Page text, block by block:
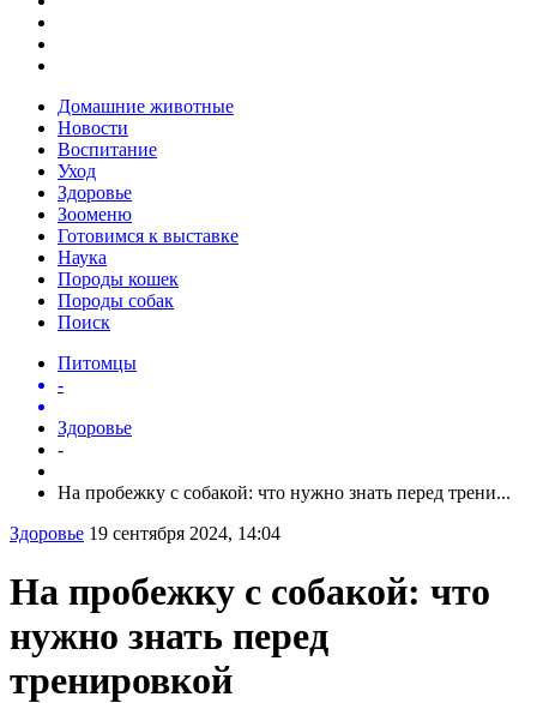
Домашние животные
Новости
Воспитание
Уход
Здоровье
Зооменю
Готовимся к выставке
Наука
Породы кошек
Породы собак
Поиск
Питомцы
-
Здоровье
-
На пробежку с собакой: что нужно знать перед трени...
Здоровье 19 сентября 2024, 14:04
На пробежку с собакой: что
нужно знать перед
тренировкой